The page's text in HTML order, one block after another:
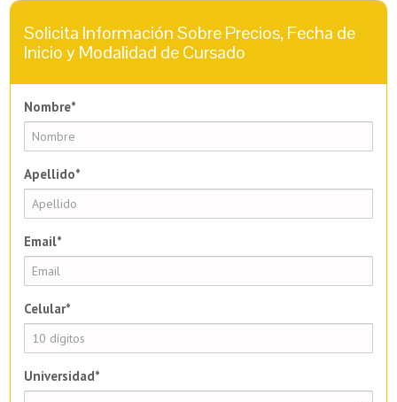
Solicita Información Sobre Precios, Fecha de
Inicio y Modalidad de Cursado
Nombre*
Apellido*
Email*
Celular*
Universidad*